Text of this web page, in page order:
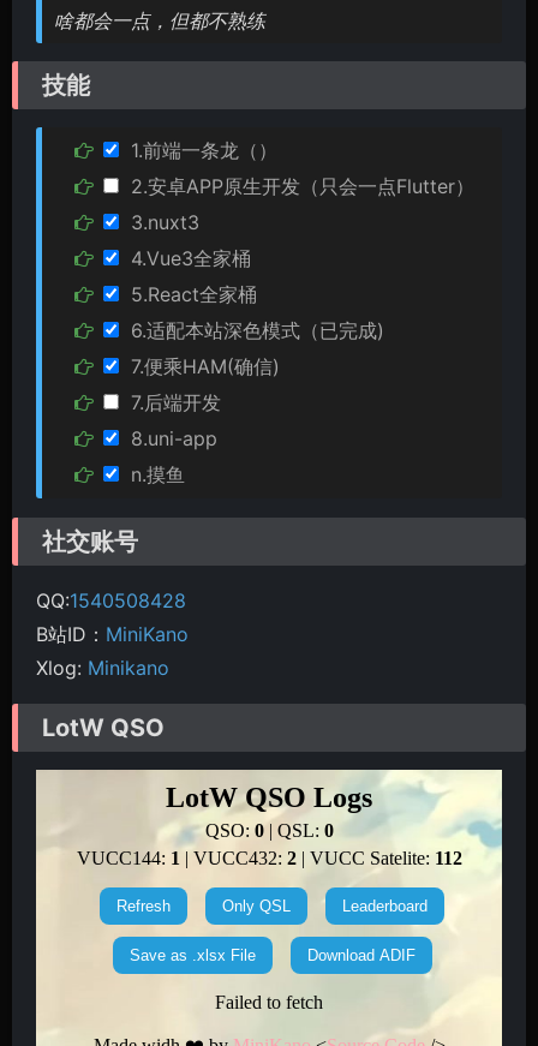
啥都会一点，但都不熟练
技能
1.前端一条龙（）
2.安卓APP原生开发（只会一点Flutter）
3.nuxt3
4.Vue3全家桶
5.React全家桶
6.适配本站深色模式（已完成)
7.便乘HAM(确信)
7.后端开发
8.uni-app
n.摸鱼
社交账号
QQ:1540508428
B站ID： MiniKano
Xlog: Minikano
LotW QSO